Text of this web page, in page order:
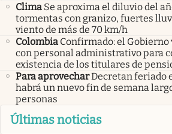
Clima Se aproxima el diluvio del
tormentas con granizo, fuertes
viento de más de 70 km/h
Colombia Confirmado: el Gobierno
con personal administrativo para
existencia de los titulares de
Para aprovecharDecretan feriado
habrá un nuevo fin de semana
personas
Últimas noticias